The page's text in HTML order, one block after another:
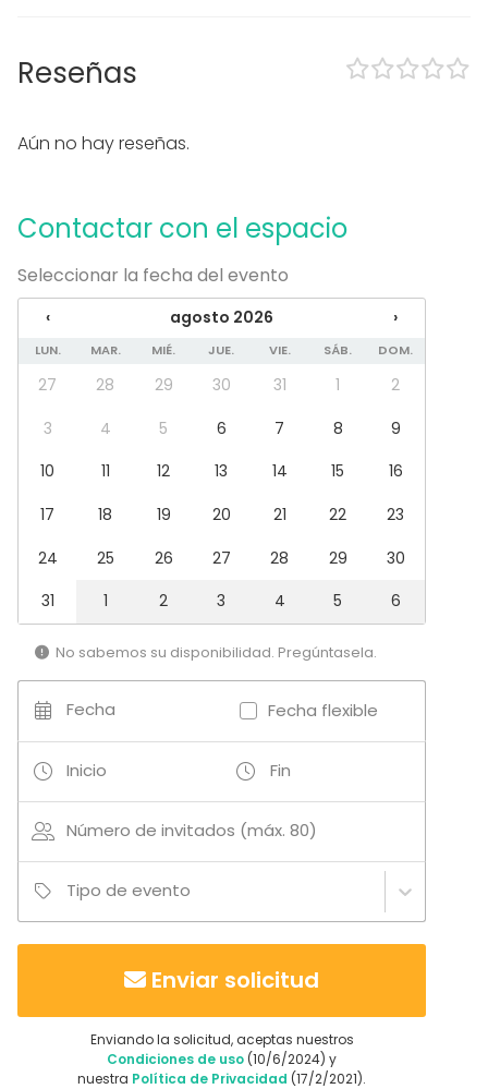
Fiesta
Reunión / Workshop
Fiesta de empresa
Team building / Recreación
Tipo de espacio
Restaurante
Reseñas
Aún no hay reseñas.
Contactar con el espacio
Seleccionar la fecha del evento
‹ agosto 2026 ›
LUN. MAR. MIÉ. JUE. VIE. SÁB. DOM.
27 28 29 30 31 1
2
3
4 5 6 7 8
9
10
11 12 13 14 15
16
17
18 19 20 21 22
23
24
25 26 27 28 29
30
31
1 2 3 4 5 6
No sabemos su disponibilidad. Pregúntasela.
Fecha Fecha flexible
Inicio Fin
Número de invitados (máx. 80)
Tipo de evento
Enviar solicitud
Enviando la solicitud, aceptas nuestros
Condiciones de uso (10/6/2024) y
nuestra Política de Privacidad (17/2/2021).